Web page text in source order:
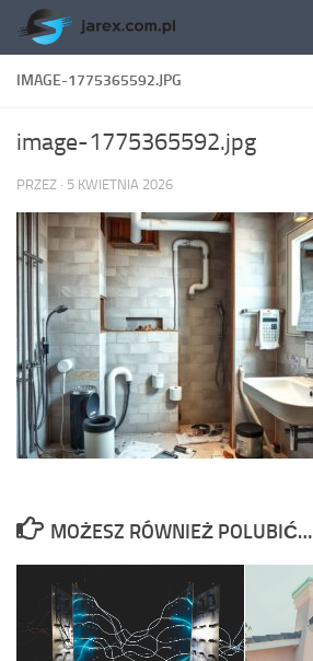
Skip to content
IMAGE-1775365592.JPG
image-1775365592.jpg
PRZEZ · 5 KWIETNIA 2026
MOŻESZ RÓWNIEŻ POLUBIĆ…